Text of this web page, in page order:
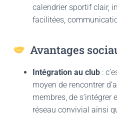
calendrier sportif clair,
facilitées,
Avantages
Intégration au club :
moyen de rencontrer
membres, de s’intégrer
réseau convivial ainsi